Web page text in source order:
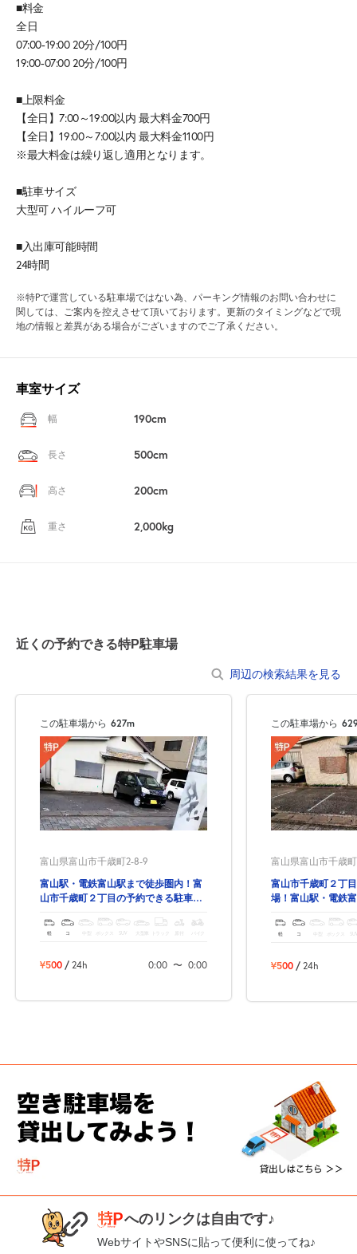
■料金
全日
07:00-19:00 20分/100円
19:00-07:00 20分/100円
■上限料金
【全日】7:00～19:00以内 最大料金700円
【全日】19:00～7:00以内 最大料金1100円
※最大料金は繰り返し適用となります。
■駐車サイズ
大型可 ハイルーフ可
■入出庫可能時間
24時間
※特Pで運営している駐車場ではない為、パーキング情報のお問い合わせに
関しては、ご案内を控えさせて頂いております。更新のタイミングなどで現
地の情報と差異がある場合がございますのでご了承ください。
車室サイズ
幅 190cm
長さ 500cm
高さ 200cm
重さ 2,000kg
近くの予約できる特P駐車場
周辺の検索結果を見る
この駐車場から 627m
富山県富山市千歳町2-8-9
富山駅・電鉄富山駅まで徒歩圏内！富
山市千歳町２丁目の予約できる駐車
軽 コ ボックス SUV トラック バイク
¥500 / 24h 0:00 〜 0:00
この駐車場から
富山県富山市千歳
富山市千歳町２丁
場！富山駅・電鉄
軽 コ 中型 ボックス
¥500 / 24h
へのリンクは自由です♪
WebサイトやSNSに貼って便利に使ってね♪